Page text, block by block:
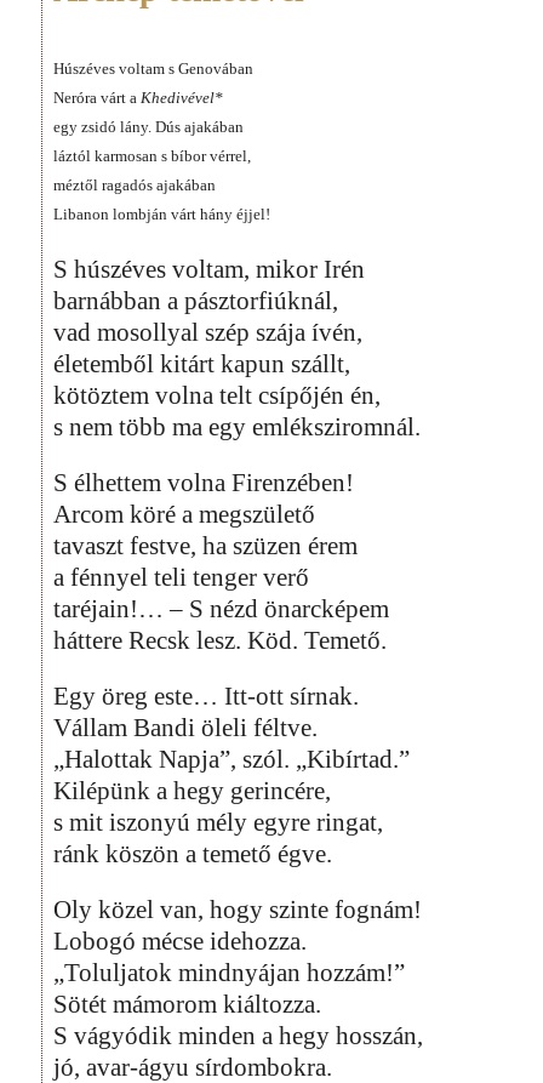
Húszéves voltam s Genovában
Neróra várt a Khedivével*
egy zsidó lány. Dús ajakában
láztól karmosan s bíbor vérrel,
méztől ragadós ajakában
Libanon lombján várt hány éjjel!
S húszéves voltam, mikor Irén
barnábban a pásztorfiúknál,
vad mosollyal szép szája ívén,
életemből kitárt kapun szállt,
kötöztem volna telt csípőjén én,
s nem több ma egy emléksziromnál.
S élhettem volna Firenzében!
Arcom köré a megszülető
tavaszt festve, ha szüzen érem
a fénnyel teli tenger verő
taréjain!… – S nézd önarcképem
háttere Recsk lesz. Köd. Temető.
Egy öreg este… Itt-ott sírnak.
Vállam Bandi öleli féltve.
„Halottak Napja”, szól. „Kibírtad.”
Kilépünk a hegy gerincére,
s mit iszonyú mély egyre ringat,
ránk köszön a temető égve.
Oly közel van, hogy szinte fognám!
Lobogó mécse idehozza.
„Toluljatok mindnyájan hozzám!”
Sötét mámorom kiáltozza.
S vágyódik minden a hegy hosszán,
jó, avar-ágyu sírdombokra.